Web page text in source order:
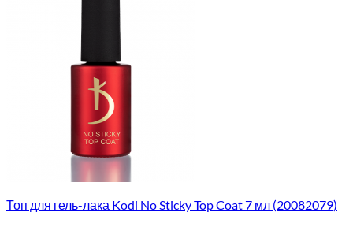
Топ для гель-лака Kodi No Sticky Top Coat 7 мл (20082079)